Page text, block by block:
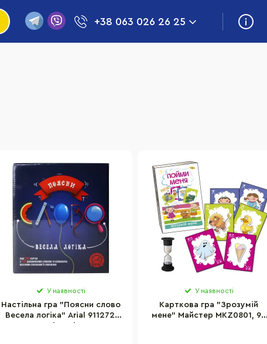
+38 063 026 26 25
У наявності
Настільна гра "Поясни слово
Весела логіка" Arial 911272,
У наявності
Карткова гра "Зрозумій
мене" Майстер MKZ0801, 90